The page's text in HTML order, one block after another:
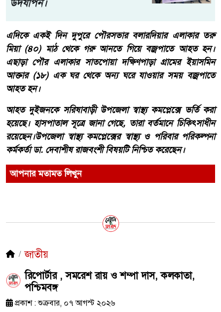
উদযাপন।
এদিকে একই দিন দুপুরে পৌরসভার বলারদিয়ার এলাকার তরু
মিয়া (৪০) মাঠ থেকে গরু আনতে গিয়ে বজ্রপাতে আহত হন।
এছাড়া পৌর এলাকার সাতপোয়া দক্ষিণপাড়া গ্রামের ইয়াসমিন
আক্তার (১৮) এক ঘর থেকে অন্য ঘরে যাওয়ার সময় বজ্রপাতে
আহত হন।
আহত দুইজনকে সরিষাবাড়ী উপজেলা স্বাস্থ্য কমপ্লেক্সে ভর্তি করা
হয়েছে। হাসপাতাল সূত্রে জানা গেছে, তারা বর্তমানে চিকিৎসাধীন
রয়েছেন।উপজেলা স্বাস্থ্য কমপ্লেক্সের স্বাস্থ্য ও পরিবার পরিকল্পনা
কর্মকর্তা ডা. দেবাশীষ রাজবংশী বিষয়টি নিশ্চিত করেছেন।
আপনার মতামত লিখুন
জাতীয়
রিপোর্টার , সমরেশ রায় ও শম্পা দাস, কলকাতা,
পশ্চিমবঙ্গ
প্রকাশ : শুক্রবার, ০৭ আগস্ট ২০২৬